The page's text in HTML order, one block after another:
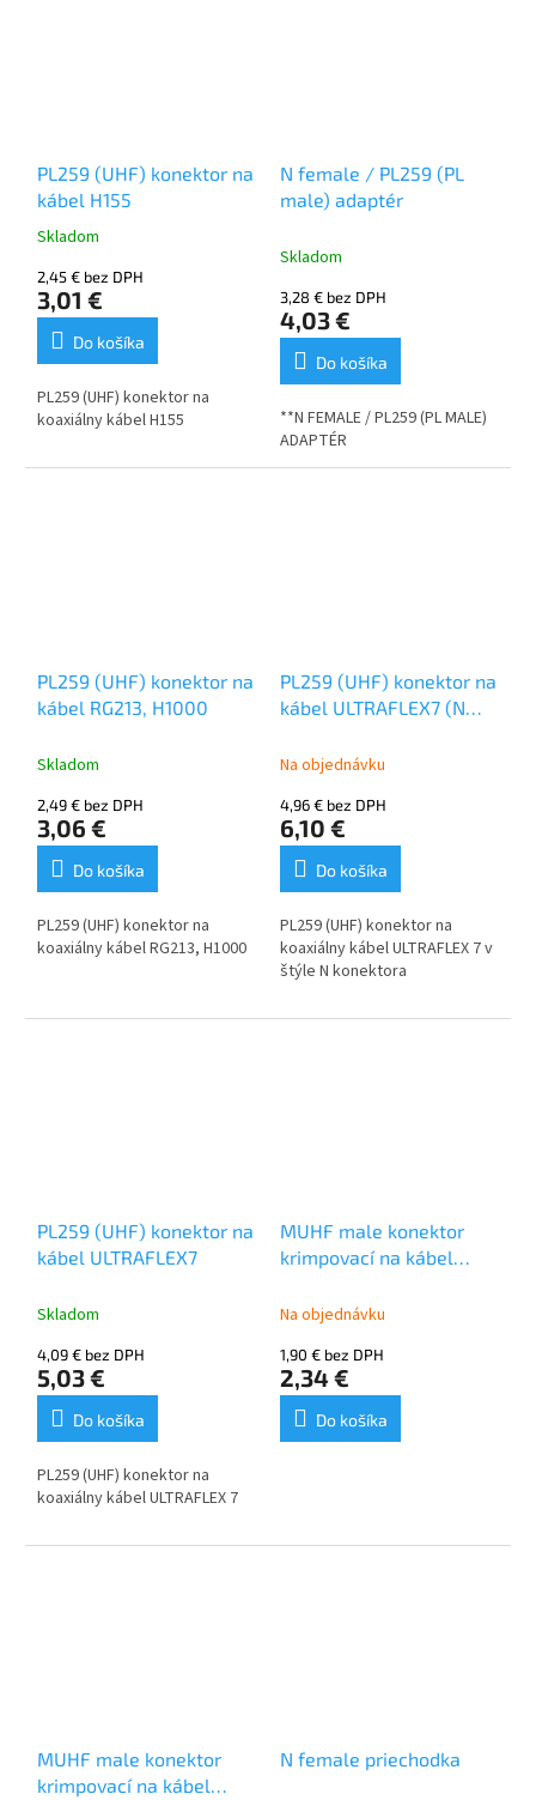
PL259 (UHF) konektor na
kábel H155
Priemerné
produktu
je
5,0
hviezdičiek.
Skladom
2,45 € bez DPH
3,01 €
Do košíka
PL259 (UHF) konektor na
koaxiálny kábel H155
N female / PL259 (PL
male) adaptér
Skladom
3,28 € bez DPH
4,03 €
Do košíka
**N FEMALE / PL259 (PL MALE)
ADAPTÉR
PL259 (UHF) konektor na
kábel RG213, H1000
Skladom
2,49 € bez DPH
3,06 €
Do košíka
PL259 (UHF) konektor na
koaxiálny kábel RG213, H1000
PL259 (UHF) konektor na
kábel ULTRAFLEX7 (N
Na objednávku
4,96 € bez DPH
6,10 €
Do košíka
PL259 (UHF) konektor na
koaxiálny kábel ULTRAFLEX 7 v
štýle N konektora
PL259 (UHF) konektor na
kábel ULTRAFLEX7
Skladom
4,09 € bez DPH
5,03 €
Do košíka
PL259 (UHF) konektor na
koaxiálny kábel ULTRAFLEX 7
MUHF male konektor
krimpovací na kábel
Na objednávku
1,90 € bez DPH
2,34 €
Do košíka
MUHF male konektor
krimpovací na kábel
N female priechodka